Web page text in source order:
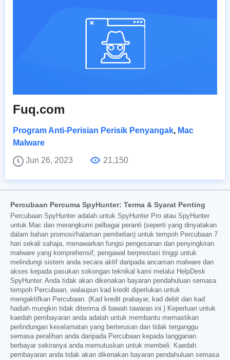
Fuq.com
Program Anti-Perisian Perisik Penyangak, Mac
Malware
Jun 26, 2023
21,150
Percubaan Percuma SpyHunter: Terma & Syarat Penting
Percubaan SpyHunter adalah untuk SpyHunter Pro atau SpyHunter
untuk Mac dan merangkumi pelbagai peranti (seperti yang dinyatakan
dalam bahan promosi/halaman pembelian) untuk tempoh Percubaan 7
hari sekali sahaja, menawarkan fungsi pengesanan dan penyingkiran
malware yang komprehensif, pengawal berprestasi tinggi untuk
melindungi sistem anda secara aktif daripada ancaman malware dan
akses kepada pasukan sokongan teknikal kami melalui HelpDesk
SpyHunter. Anda tidak akan dikenakan bayaran pendahuluan semasa
tempoh Percubaan, walaupun kad kredit diperlukan untuk
mengaktifkan Percubaan. (Kad kredit prabayar, kad debit dan kad
hadiah mungkin tidak diterima di bawah tawaran ini.) Keperluan untuk
kaedah pembayaran anda adalah untuk membantu memastikan
perlindungan keselamatan yang berterusan dan tidak terganggu
semasa peralihan anda daripada Percubaan kepada langganan
berbayar sekiranya anda memutuskan untuk membeli. Kaedah
pembayaran anda tidak akan dikenakan bayaran pendahuluan semasa